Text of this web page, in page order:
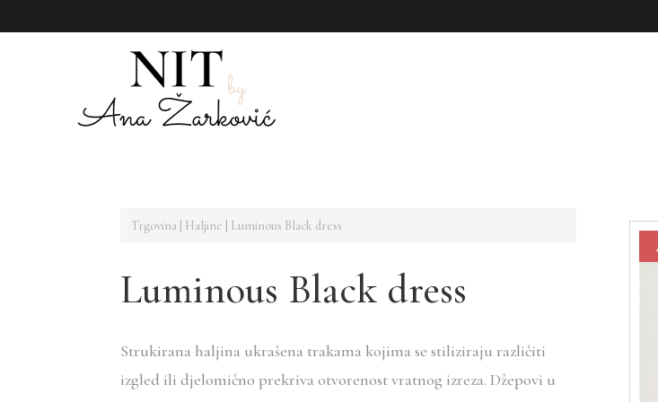
Trgovina Haljine | Luminous Black dress
Luminous Black dress
Strukirana haljina ukrašena trakama kojima se stiliziraju različiti
izgled ili djelomično prekriva otvorenost vratnog izreza. Džepovi u